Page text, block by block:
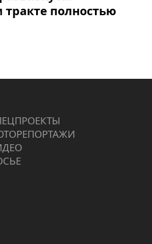
полностью